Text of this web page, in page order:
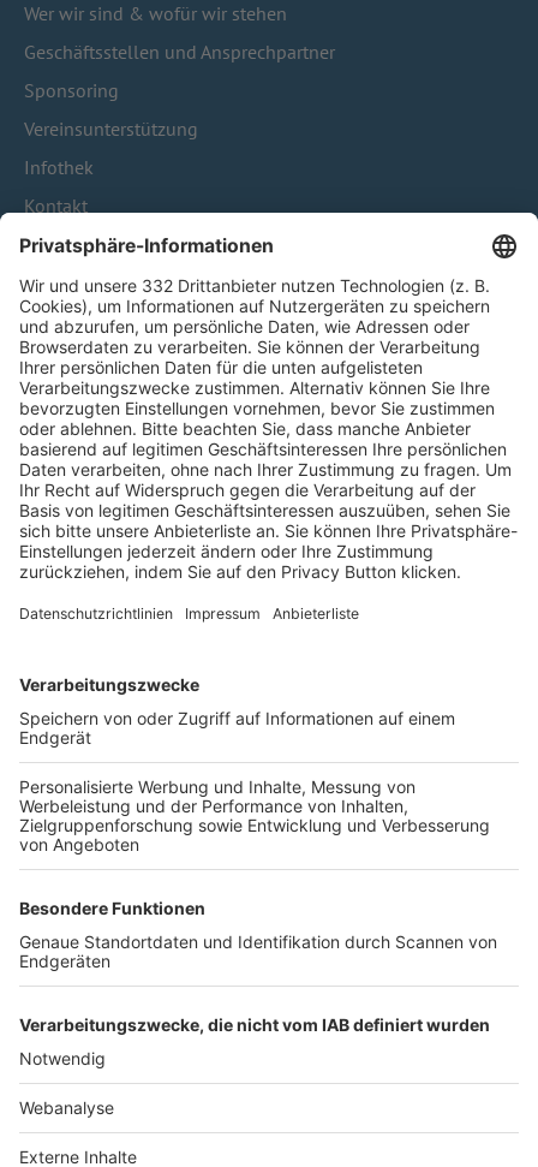
Wer wir sind & wofür wir stehen
Geschäftsstellen und Ansprechpartner
Sponsoring
Vereinsunterstützung
Infothek
Kontakt
HÄUFIG BESUCHTE SEITEN
Pässe und Vereinswechsel
Trainerausbildung
Schulungsangebot Vereinsmitarbeiter
BFV-Geschäftsstellen
Trainerbörse
Login SpielPlus
FOLGE DEM BFV
TOP-VEREINE
TOP-PARTNER
Nutzungsbedingungen Datenschutz Impressum